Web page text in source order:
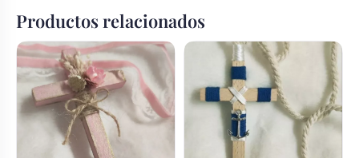
Productos relacionados